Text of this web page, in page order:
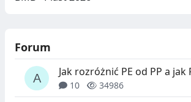
Forum
Jak rozróżnić PE od PP a jak
10 34986